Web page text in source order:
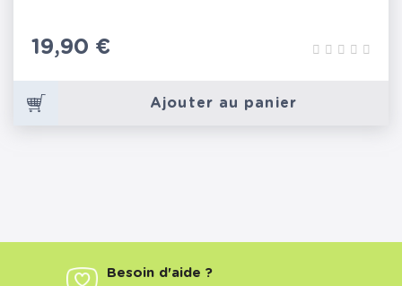
Prix
19,90 €
Ajouter au panier
Besoin d'aide ?